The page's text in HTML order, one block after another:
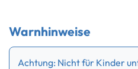
Warnhinweise
Achtung: Nicht für Kinder